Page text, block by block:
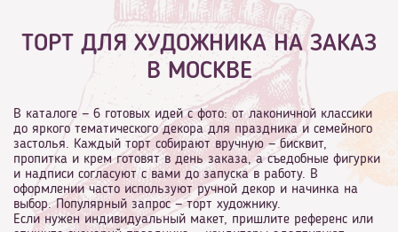
ТОРТ ДЛЯ ХУДОЖНИКА НА ЗАКАЗ
В МОСКВЕ
В каталоге — 6 готовых идей с фото: от лаконичной классики
до яркого тематического декора для праздника и семейного
застолья. Каждый торт собирают вручную — бисквит,
пропитка и крем готовят в день заказа, а съедобные фигурки
и надписи согласуют с вами до запуска в работу. В
оформлении часто используют ручной декор и начинка на
выбор. Популярный запрос — торт художнику.
Если нужен индивидуальный макет, пришлите референс или